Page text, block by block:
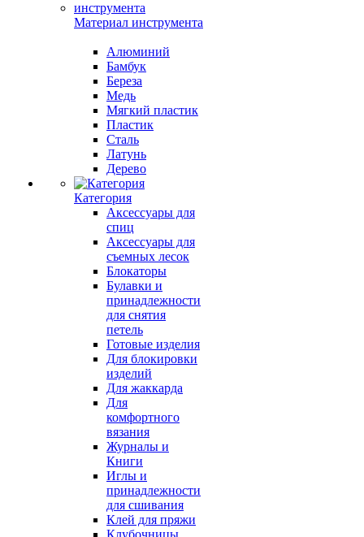
Материал инструмента
Алюминий
Бамбук
Береза
Медь
Мягкий пластик
Пластик
Сталь
Латунь
Дерево
Категория
Аксессуары для
спиц
Аксессуары для
съемных лесок
Блокаторы
Булавки и
принадлежности
для снятия
петель
Готовые изделия
Для блокировки
изделий
Для жаккарда
Для
комфортного
вязания
Журналы и
Книги
Иглы и
принадлежности
для сшивания
Клей для пряжи
Клубочницы